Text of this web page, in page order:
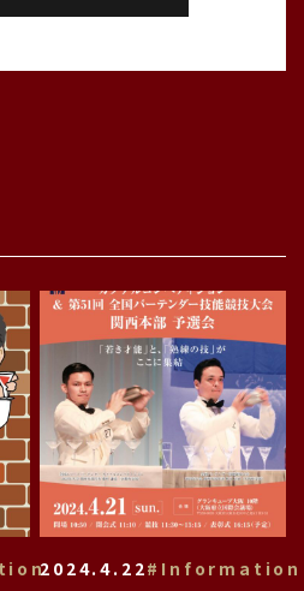
2024.4.22#Information